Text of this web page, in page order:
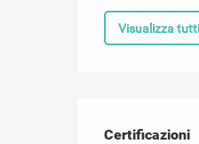
Visualizza
Offerte
Certificazioni
Certificazioni